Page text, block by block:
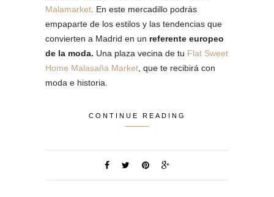
Malamarket . En este mercadillo podrás
empaparte de los estilos y las tendencias que
convierten a Madrid en un referente europeo
de la moda. Una plaza vecina de tu Flat Sweet
Home Malasaña Market , que te recibirá con
moda e historia.
CONTINUE READING